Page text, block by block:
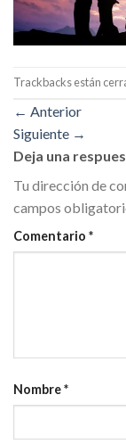
Trackbacks están
← Anterior
Siguiente →
Deja una
Tu dirección de
campos
Comentario *
Nombre*